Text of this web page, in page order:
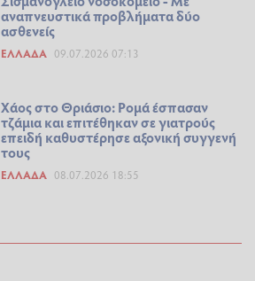
αναπνευστικά προβλήματα δύο
ασθενείς
ΕΛΛΆΔΑ 09.07.2026 07:13
Χάος στο Θριάσιο: Ρομά έσπασαν
τζάμια και επιτέθηκαν σε γιατρούς
επειδή καθυστέρησε αξονική συγγενή
τους
ΕΛΛΆΔΑ 08.07.2026 18:55